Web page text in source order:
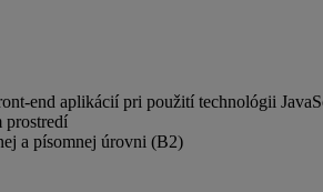
end aplikácií pri použití technológii
prostredí
a písomnej úrovni (B2)